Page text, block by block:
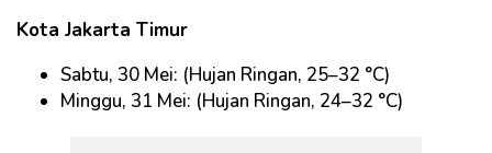
Kota Jakarta Timur
Sabtu, 30 Mei: (Hujan Ringan, 25–32 °C)
Minggu, 31 Mei: (Hujan Ringan, 24–32 °C)